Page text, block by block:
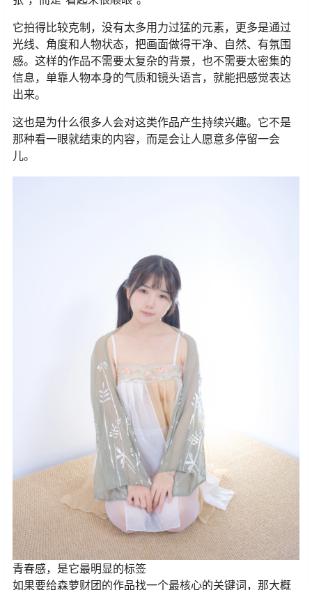
它拍得比较克制，没有太多用力过猛的元素，更多是通过
光线、角度和人物状态，把画面做得干净、自然、有氛围
感。这样的作品不需要太复杂的背景，也不需要太密集的
信息，单靠人物本身的气质和镜头语言，就能把感觉表达
出来。
这也是为什么很多人会对这类作品产生持续兴趣。它不是
那种看一眼就结束的内容，而是会让人愿意多停留一会
儿。
青春感，是它最明显的标签
如果要给森萝财团的作品找一个最核心的关键词，那大概